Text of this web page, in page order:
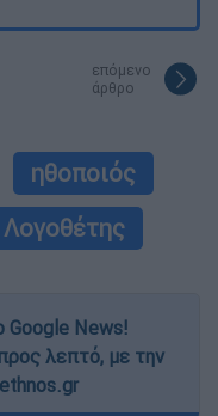
επόμενο
άρθρο
ηθοποιός
Λογοθέτης
Google News!
λεπτό, με την